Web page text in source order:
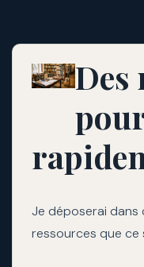
Des
Je déposerai dans
ressources que ce